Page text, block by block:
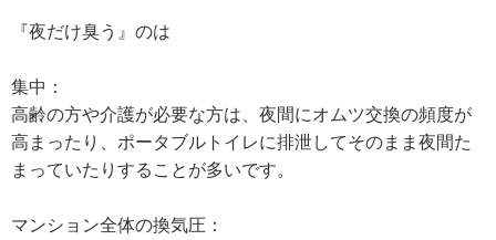
『夜だけ臭う』のは
集中：
高齢の方や介護が必要な方は、夜間にオムツ交換の頻度が
高まったり、ポータブルトイレに排泄してそのまま夜間た
まっていたりすることが多いです。
マンション全体の換気圧：